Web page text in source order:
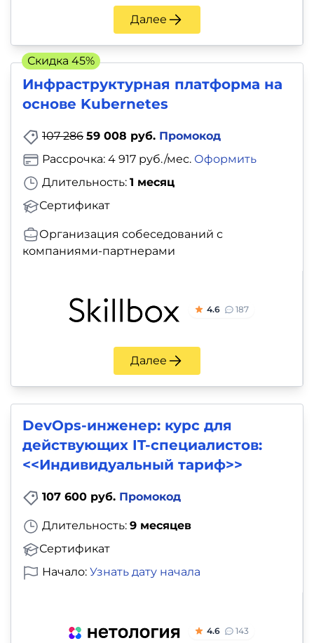
Далее
Инфраструктурная платформа на
основе Kubernetes
107 286 59 008 руб. Промокод
Длительность: 1 месяц
Сертификат
Рассрочка: 4 917 руб./мес. Оформить
Организация собеседований с
компаниями-партнерами
4.6 187
Далее
Скидка 45%
DevOps-инженер: курс для
действующих IT-специалистов:
<<Индивидуальный тариф>>
107 600 руб. Промокод
Длительность: 9 месяцев
Сертификат
Начало: Узнать дату начала
4.6 143